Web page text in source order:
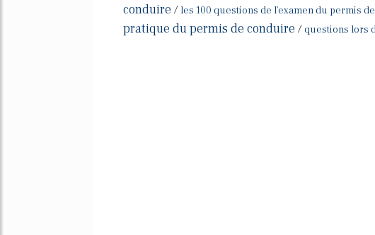
conduire / les 100 questions de l'examen du permis
pratique du permis de conduire / questions lors